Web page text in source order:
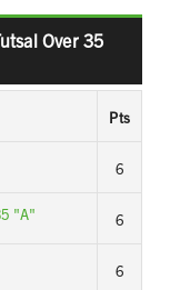
Over 35
Pts
6
"A" 6
6